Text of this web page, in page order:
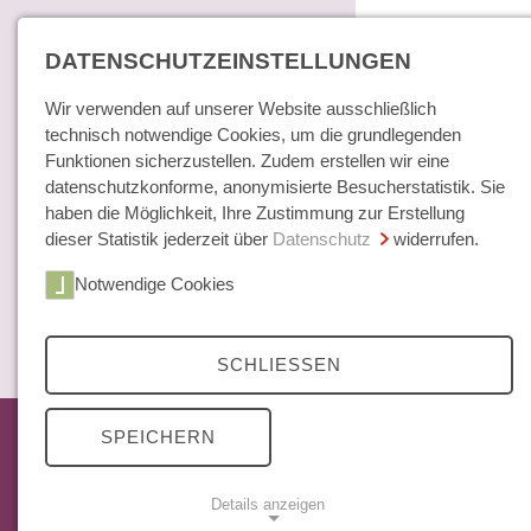
Home
Bücher / E-Books
35
den
DATENSCHUTZEINSTELLUNGEN
Wir verwenden auf unserer Website ausschließlich
technisch notwendige Cookies, um die grundlegenden
Funktionen sicherzustellen. Zudem erstellen wir eine
datenschutzkonforme, anonymisierte Besucherstatistik. Sie
haben die Möglichkeit, Ihre Zustimmung zur Erstellung
dieser Statistik jederzeit über Datenschutz widerrufen.
Notwendige Cookies
SCHLIESSEN
SPEICHERN
Details anzeigen